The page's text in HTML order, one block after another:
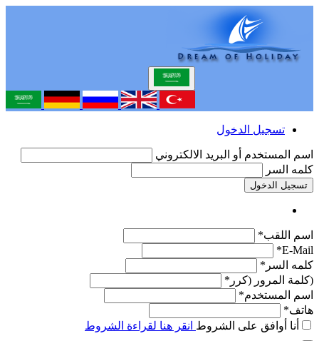
تسجيل الدخول
اسم المستخدم أو البريد الالكتروني
كلمه السر
تسجيل الدخول
اسم اللقب*
E-Mail*
كلمه السر*
(كلمة المرور (كرر*
اسم المستخدم*
هاتف*
أنا أوافق على الشروط انقر هنا لقراءة الشروط